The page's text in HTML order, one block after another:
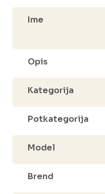
Ime
Opis
Kategorija
Potkategorija
Model
Brend